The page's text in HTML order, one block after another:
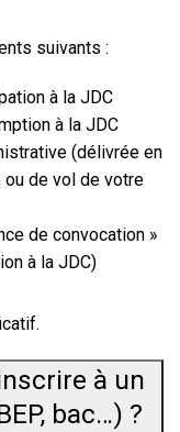
suivants :
à la JDC
à la JDC
(délivrée en
de vol de votre
de convocation »
à la JDC)
à un
bac…) ?